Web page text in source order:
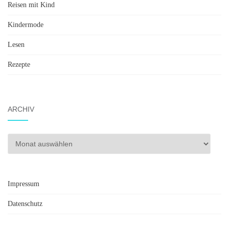
Reisen mit Kind
Kindermode
Lesen
Rezepte
ARCHIV
Archiv
Impressum
Datenschutz